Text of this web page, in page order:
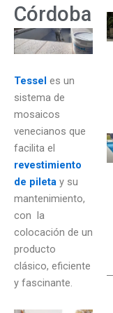
Córdoba
Tessel es un
sistema de
mosaicos
venecianos que
facilita el
revestimiento
de pileta y su
mantenimiento,
con la
colocación de un
producto
clásico, eficiente
y fascinante.